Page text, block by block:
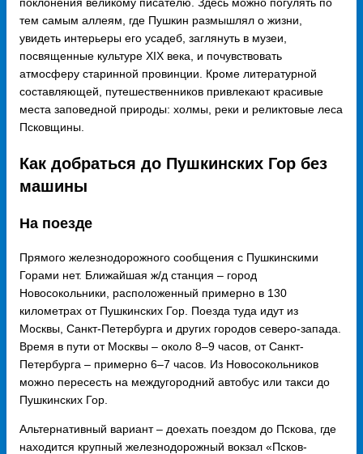
тем самым аллеям, где Пушкин размышлял о жизни,
увидеть интерьеры его усадеб, заглянуть в музеи,
посвященные культуре XIX века, и почувствовать
атмосферу старинной провинции. Кроме литературной
составляющей, путешественников привлекают красивые
места заповедной природы: холмы, реки и реликтовые леса
Псковщины.
Как добраться до Пушкинских Гор без
машины
На поезде
Прямого железнодорожного сообщения с Пушкинскими
Горами нет. Ближайшая ж/д станция – город
Новосокольники, расположенный примерно в 130
километрах от Пушкинских Гор. Поезда туда идут из
Москвы, Санкт-Петербурга и других городов северо-запада.
Время в пути от Москвы – около 8–9 часов, от Санкт-
Петербурга – примерно 6–7 часов. Из Новосокольников
можно пересесть на междугородний автобус или такси до
Пушкинских Гор.
Альтернативный вариант – доехать поездом до Пскова, где
находится крупный железнодорожный вокзал «Псков-